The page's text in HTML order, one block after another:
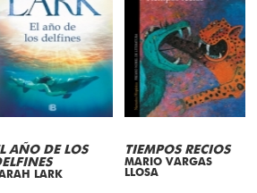
AÑO DE LOS
LARK
TIEMPOS RECIOS
MARIO VARGAS
LLOSA